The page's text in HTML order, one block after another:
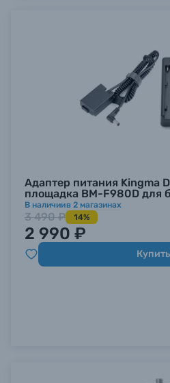
Адаптер питания Kingma
площадка BM-F980D для
В наличиив 2 магазинах
3 490 ₽ 14%
2 990 ₽
Купить